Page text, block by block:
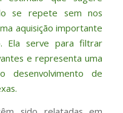
se repete sem nos
aquisição importante
Ela serve para filtrar
e representa uma
desenvolvimento de